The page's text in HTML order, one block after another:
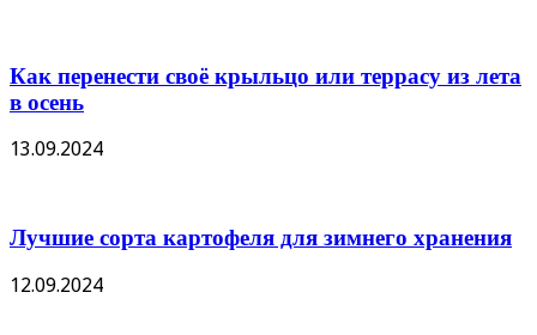
Как перенести своё крыльцо или террасу из лета
в осень
13.09.2024
Лучшие сорта картофеля для зимнего хранения
12.09.2024